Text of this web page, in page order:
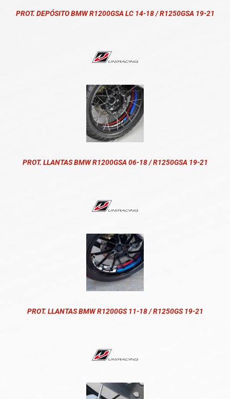
PROT. DEPÓSITO BMW R1200GSA LC 14-18 / R1250GSA 19-21
PROT. LLANTAS BMW R1200GSA 06-18 / R1250GSA 19-21
PROT. LLANTAS BMW R1200GS 11-18 / R1250GS 19-21